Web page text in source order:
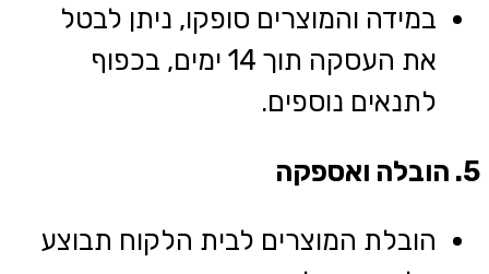
במידה והמוצרים סופקו, ניתן לבטל
את העסקה תוך 14 ימים, בכפוף
לתנאים נוספים.
5. הובלה ואספקה
הובלת המוצרים לבית הלקוח תבוצע